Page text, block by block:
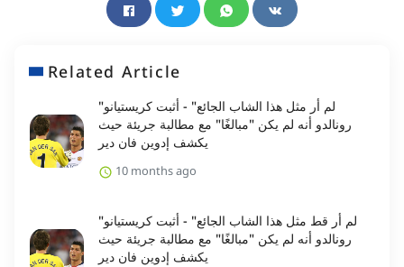
Related Article
"لم أر مثل هذا الشاب الجائع" - أثبت كريستيانو
رونالدو أنه لم يكن "مبالغًا" مع مطالبة جريئة حيث
يكشف إدوين فان دير
10 months ago
"لم أر قط مثل هذا الشاب الجائع" - أثبت كريستيانو
رونالدو أنه لم يكن "مبالغًا" مع مطالبة جريئة حيث
يكشف إدوين فان دير